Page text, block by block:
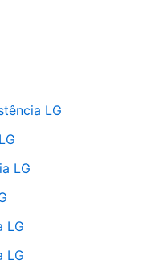
LG
LG
LG
LG